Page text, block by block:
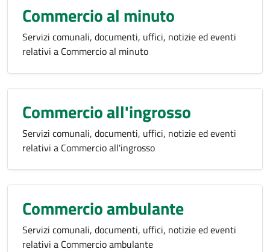
Commercio al minuto
Servizi comunali, documenti, uffici, notizie ed eventi
relativi a Commercio al minuto
Commercio all'ingrosso
Servizi comunali, documenti, uffici, notizie ed eventi
relativi a Commercio all'ingrosso
Commercio ambulante
Servizi comunali, documenti, uffici, notizie ed eventi
relativi a Commercio ambulante